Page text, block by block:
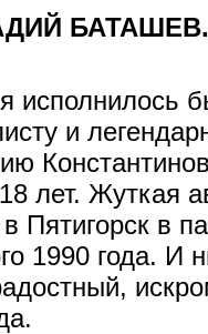
исполнилось
и
лет. Жуткая
в Пятигорск в
1990 года. И